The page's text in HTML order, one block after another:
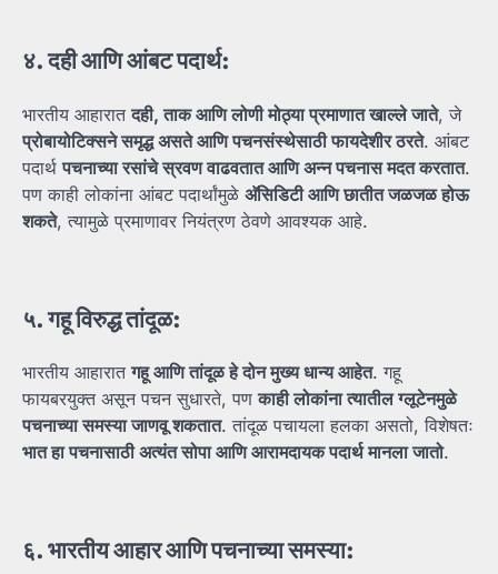
४.दहीआणिआंबटपदार्थ:
भारतीय आहारातदही,ताकआणिलोणीमोठ्याप्रमाणातखाल्लेजाते, जे
प्रोबायोटिक्सनेसमृद्धअसतेआणिपचनसंस्थेसाठीफायदेशीरठरते. आंबट
पदार्थपचनाच्यारसांचेस्रवणवाढवतातआणिअन्नपचनासमदतकरतात.
पण काही लोकांना आंबट पदार्थांमुळे अ‍ॅसिडिटीआणिछातीतजळजळहोऊ
शकते, त्यामुळे प्रमाणावर नियंत्रण ठेवणे आवश्यक आहे.
५.गहूविरुद्धतांदूळ:
भारतीय आहारातगहूआणितांदूळहेदोनमुख्यधान्यआहेत. गहू
फायबरयुक्त असून पचन सुधारते, पणकाहीलोकांनात्यातीलग्लूटेनमुळे
पचनाच्यासमस्याजाणवूशकतात. तांदूळ पचायला हलका असतो, विशेषतः
भातहापचनासाठीअत्यंतसोपाआणिआरामदायकपदार्थमानलाजातो.
६. भारतीयआहारआणिपचनाच्यासमस्या: